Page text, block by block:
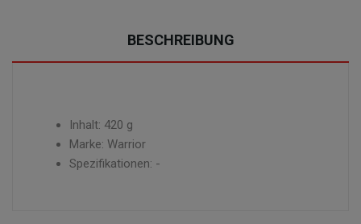
BESCHREIBUNG
Inhalt: 420 g
Marke: Warrior
Spezifikationen: -